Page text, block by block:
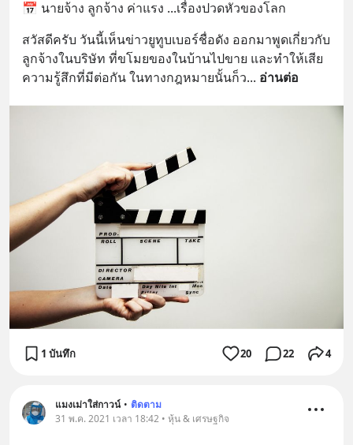
📅 นายจ้าง ลูกจ้าง ค่าแรง ...​เรื่องปวดหัวของโลก
สวัสดีครับ วันนี้เห็นข่าวยูทูบเบอร์ชื่อดัง ออกมาพูดเกี่ยวกับ
ลูกจ้างในบริษัท ที่ขโมยของในบ้านไปขาย และทำให้เสีย
ความรู้สึกที่มีต่อกัน ในทางกฎหมายนั้นก็ว... อ่านต่อ
1 บันทึก 20 22 4
แมงเม่าใส่กาวน์ • ติดตาม
31 พ.ค. 2021 เวลา 18:42 • หุ้น & เศรษฐกิจ